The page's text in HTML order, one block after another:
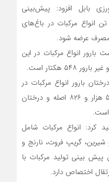
بابل افزود: پیش‌بینی
می‌شود امسال ۶۲۵ هزار ۵۰۰ تن انواع مرکبات در باغ‌های
مصرف عرضه شود.
انواع مرکبات در این
بارور انواع مرکبات در
این شهرستان ۸ میلیون و ۵۰۳ هزار و ۸۲۶ اصله و درختان
کرد: انواع مرکبات شامل
شیرین، گریپ فروت، نارنج و
بینی تولید مرکبات با